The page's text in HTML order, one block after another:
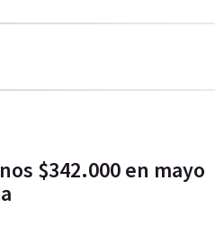
$342.000 en mayo